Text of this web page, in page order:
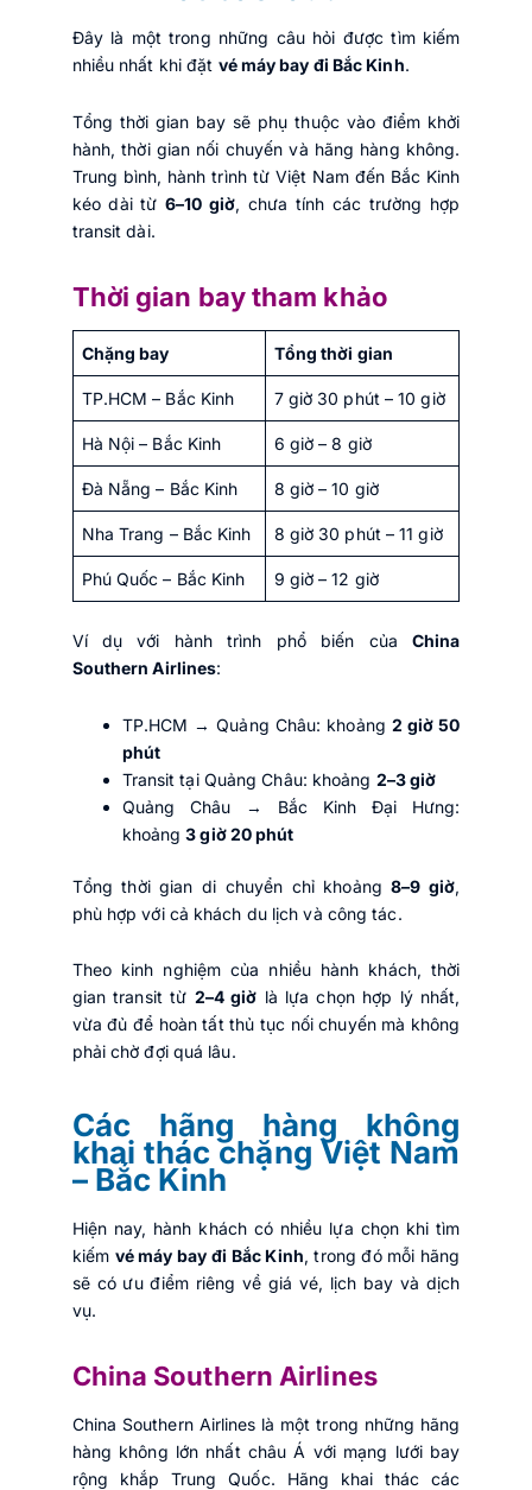
Đây là một trong những câu hỏi được tìm kiếm
nhiều nhất khi đặt vé máy bay đi Bắc Kinh.
Tổng thời gian bay sẽ phụ thuộc vào điểm khởi
hành, thời gian nối chuyến và hãng hàng không.
Trung bình, hành trình từ Việt Nam đến Bắc Kinh
kéo dài từ6–10 giờ, chưa tính các trường hợp
transit dài.
Thời gian bay tham khảo
Chặng bay Tổng thời gian
TP.HCM – Bắc Kinh 7 giờ 30 phút – 10 giờ
Hà Nội – Bắc Kinh 6 giờ – 8 giờ
Đà Nẵng – Bắc Kinh 8 giờ – 10 giờ
Nha Trang – Bắc Kinh 8 giờ 30 phút – 11 giờ
Phú Quốc – Bắc Kinh 9 giờ – 12 giờ
Ví dụ với hành trình phổ biến của China
Southern Airlines:
TP.HCM → Quảng Châu: khoảng 2 giờ 50
phút
Transit tại Quảng Châu: khoảng 2–3 giờ
Quảng Châu → Bắc Kinh Đại Hưng:
khoảng3 giờ 20 phút
Tổng thời gian di chuyển chỉ khoảng8–9 giờ,
phù hợp với cả khách du lịch và công tác.
Theo kinh nghiệm của nhiều hành khách, thời
gian transit từ 2–4 giờ là lựa chọn hợp lý nhất,
vừa đủ để hoàn tất thủ tục nối chuyến mà không
phải chờ đợi quá lâu.
Các hãng hàng không
khai thác chặng Việt Nam
– Bắc Kinh
Hiện nay, hành khách có nhiều lựa chọn khi tìm
kiếm vé máy bay đi Bắc Kinh, trong đó mỗi hãng
sẽ có ưu điểm riêng về giá vé, lịch bay và dịch
vụ.
China Southern Airlines
China Southern Airlines là một trong những hãng
hàng không lớn nhất châu Á với mạng lưới bay
rộng khắp Trung Quốc. Hãng khai thác các